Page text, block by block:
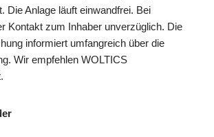
Die Anlage läuft einwandfrei. Bei
Kontakt zum Inhaber unverzüglich. Die
informiert umfangreich über die
Wir empfehlen WOLTICS